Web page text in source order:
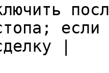
если
|